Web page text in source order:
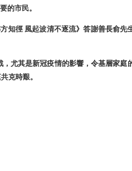
的市民。
知徑 風起波清不逐流》答謝善長俞先
尤其是新冠疫情的影響，令基層家庭
克時艱。